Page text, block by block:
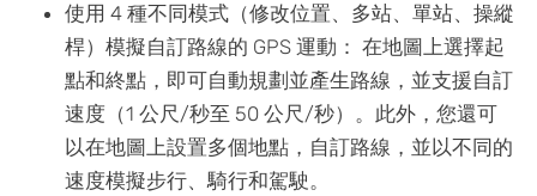
使用 4 種不同模式（修改位置、多站、單站、操縱
桿）模擬自訂路線的 GPS 運動： 在地圖上選擇起
點和終點，即可自動規劃並產生路線，並支援自訂
速度（1 公尺/秒至 50 公尺/秒）。此外，您還可
以在地圖上設置多個地點，自訂路線，並以不同的
速度模擬步行、騎行和駕駛。